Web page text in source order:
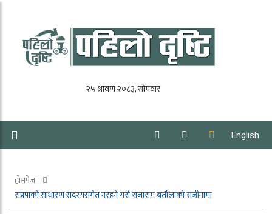
English
होमपेज
राप्रपाको साधारण सदस्यसमेत नरहने गरी राजाराम बर्ताैलाको राजीनामा